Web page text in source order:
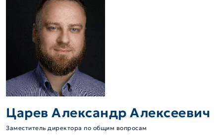
Царев Александр Алексеевич
Заместитель директора по общим вопросам